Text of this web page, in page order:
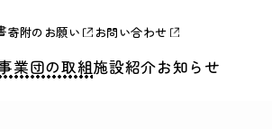
寄附のお願い お問い合わせ
業団の取組施設紹介お知らせ